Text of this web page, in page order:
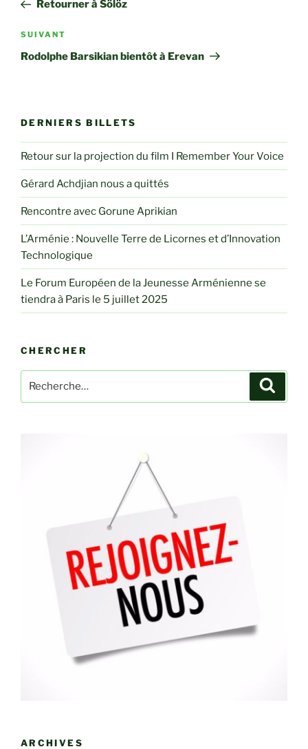
l’article
Retourner à Sölöz
Article
suivant
SUIVANT
Rodolphe Barsikian bientôt à Erevan
DERNIERS BILLETS
Retour sur la projection du film I Remember Your Voice
Gérard Achdjian nous a quittés
Rencontre avec Gorune Aprikian
L’Arménie : Nouvelle Terre de Licornes et d’Innovation
Technologique
Le Forum Européen de la Jeunesse Arménienne se
tiendra à Paris le 5 juillet 2025
CHERCHER
pour
ARCHIVES